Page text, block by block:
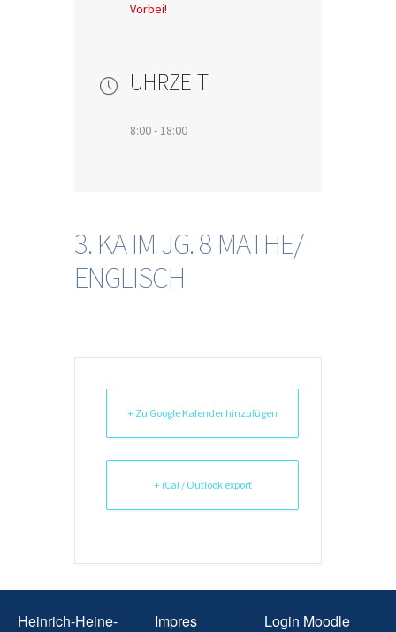
Vorbei!
UHRZEIT
8:00 - 18:00
3. KA IM JG. 8 MATHE/
ENGLISCH
+ Zu Google Kalender hinzufügen
+ iCal / Outlook export
Heinrich-Heine-
Impres
Login Moodle